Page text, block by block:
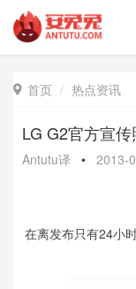
 首页 热点资讯
LG G2官方宣
Antutu译 • 2013-
在离发布只有24小